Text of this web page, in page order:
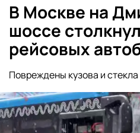
В Москве на
шоссе
рейсовых
Повреждены кузова и